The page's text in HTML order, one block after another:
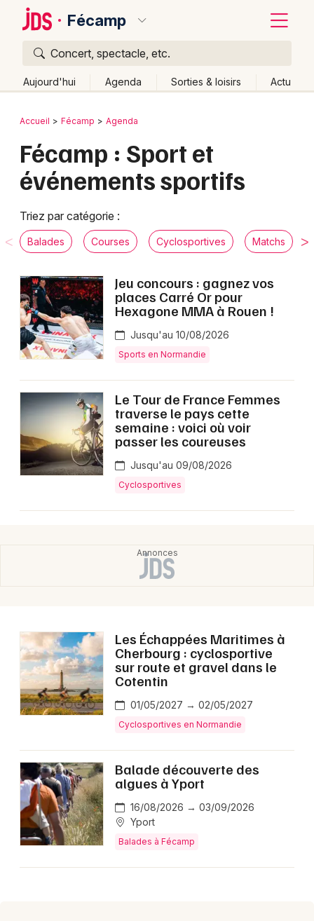
Fécamp
Concert, spectacle, etc.
Aujourd'hui Agenda Sorties & loisirs Actu
Publier un événement
Grands événements
Activité & Expérience
Manifestations
Foires & salons
Spectacles
Sports
Soirées
Sorties famille
Expos
Sports dans la Seine-Maritime
Sports en Normandie
Newsletter des sorties
Artistes en tournée
Actus à Fécamp
Magazine à Fécamp
Bordeaux
Colmar
Lyon
Mulhouse
Montpellier
Nantes
Nice
Paris
Strasbourg
Toulouse
Retour
Accueil Fécamp Agenda
Fécamp : Sport et
événements sportifs
Triez par catégorie :
Balades Courses Cyclosportives Matchs
Jeu concours : gagnez vos
places Carré Or pour
Hexagone MMA à Rouen !
Jusqu'au 10/08/2026
Sports en Normandie
Le Tour de France Femmes
traverse le pays cette
semaine : voici où voir
passer les coureuses
Jusqu'au 09/08/2026
Cyclosportives
Les Échappées Maritimes à
Cherbourg : cyclosportive
sur route et gravel dans le
Cotentin
01/05/2027 → 02/05/2027
Cyclosportives en Normandie
Balade découverte des
algues à Yport
16/08/2026 → 03/09/2026
Yport
Balades à Fécamp
Quoi ?
Où ?
Haute-Normandie
Partout
Près de moi
Changer de lieu
Aujourd'hui
Demain